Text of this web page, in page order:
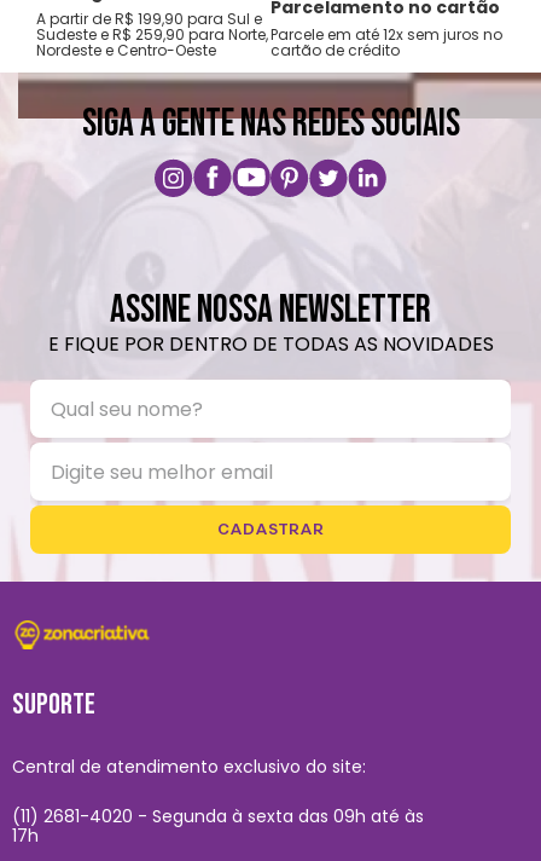
Não passar ferro.
Não lavar a seco.
A partir de R$ 199,90 para Sul e
Sudeste e R$ 259,90 para Norte,
Nordeste e Centro-Oeste
Parcelamento no cartão
Parcele em até 12x sem juros no
cartão de crédito
SIGA A GENTE NAS REDES SOCIAIS
ASSINE NOSSA NEWSLETTER
E FIQUE POR DENTRO DE TODAS AS NOVIDADES
CADASTRAR
SUPORTE
Central de atendimento exclusivo do site:
(11) 2681-4020 - Segunda à sexta das 09h até às
17h